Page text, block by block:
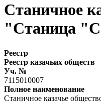
Станичное
"Станица
Реестр
Реестр казачьих обществ
Уч. №
7115010007
Полное наименование
Станичное казачье